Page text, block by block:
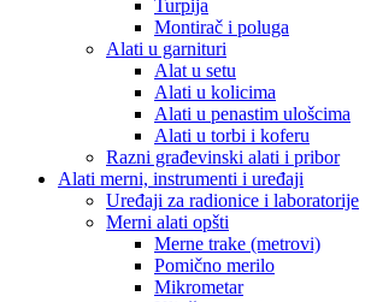
Turpija
Montirač i poluga
Alati u garnituri
Alat u setu
Alati u kolicima
Alati u penastim ulošcima
Alati u torbi i koferu
Razni građevinski alati i pribor
Alati merni, instrumenti i uređaji
Uređaji za radionice i laboratorije
Merni alati opšti
Merne trake (metrovi)
Pomično merilo
Mikrometar